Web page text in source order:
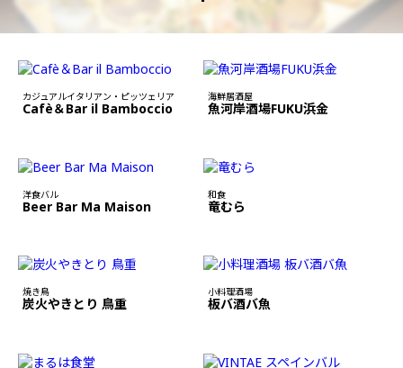
カジュアルイタリアン・ピッツェリア
Cafè＆Bar il Bamboccio
海鮮居酒屋
魚河岸酒場FUKU浜金
洋食バル
Beer Bar Ma Maison
和食
竜むら
焼き鳥
炭火やきとり 鳥重
小料理酒場
板バ酒バ魚